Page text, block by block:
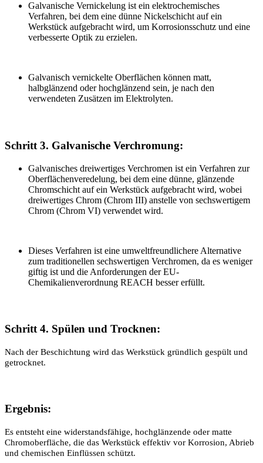
Galvanische Vernickelung ist ein elektrochemisches
Verfahren, bei dem eine dünne Nickelschicht auf ein
Werkstück aufgebracht wird, um Korrosionsschutz und eine
verbesserte Optik zu erzielen.
Galvanisch vernickelte Oberflächen können matt,
halbglänzend oder hochglänzend sein, je nach den
verwendeten Zusätzen im Elektrolyten.
Schritt 3. Galvanische Verchromung:
Galvanisches dreiwertiges Verchromen ist ein Verfahren zur
Oberflächenveredelung, bei dem eine dünne, glänzende
Chromschicht auf ein Werkstück aufgebracht wird, wobei
dreiwertiges Chrom (Chrom III) anstelle von sechswertigem
Chrom (Chrom VI) verwendet wird.
Dieses Verfahren ist eine umweltfreundlichere Alternative
zum traditionellen sechswertigen Verchromen, da es weniger
giftig ist und die Anforderungen der EU-
Chemikalienverordnung REACH besser erfüllt.
Schritt 4. Spülen und Trocknen:
Nach der Beschichtung wird das Werkstück gründlich gespült und
getrocknet.
Ergebnis:
Es entsteht eine widerstandsfähige, hochglänzende oder matte
Chromoberfläche, die das Werkstück effektiv vor Korrosion, Abrieb
und chemischen Einflüssen schützt.